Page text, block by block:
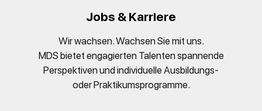
Jobs & Karriere
Wir wachsen. Wachsen Sie mit uns.
MDS bietet engagierten Talenten spannende
Perspektiven und individuelle Ausbildungs-
oder Praktikumsprogramme.